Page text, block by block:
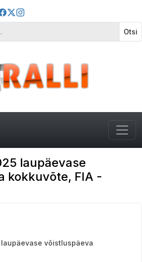
Otsi
laupäevase
kokkuvõte, FIA -
võistluspäeva